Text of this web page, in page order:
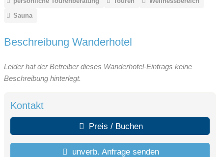
Sauna
Beschreibung Wanderhotel
Leider hat der Betreiber dieses Wanderhotel-Eintrags keine
Beschreibung hinterlegt.
Kontakt
Preis / Buchen
unverb. Anfrage senden